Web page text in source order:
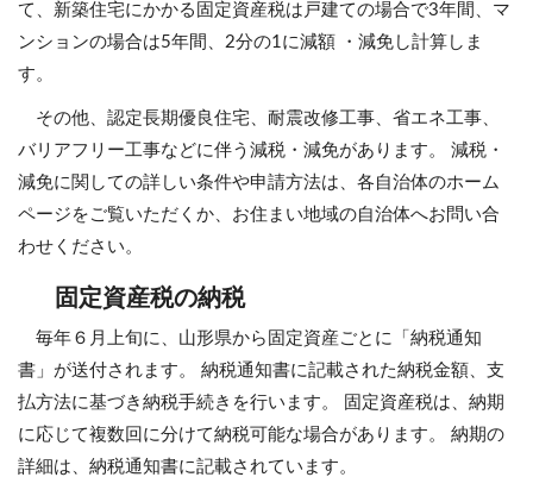
て、新築住宅にかかる固定資産税は戸建ての場合で3年間、マ
ンションの場合は5年間、2分の1に減額 ・減免し計算しま
す。
その他、認定長期優良住宅、耐震改修工事、省エネ工事、
バリアフリー工事などに伴う減税・減免があります。 減税・
減免に関しての詳しい条件や申請方法は、各自治体のホーム
ページをご覧いただくか、お住まい地域の自治体へお問い合
わせください。
固定資産税の納税
毎年６月上旬に、山形県から固定資産ごとに「納税通知
書」が送付されます。 納税通知書に記載された納税金額、支
払方法に基づき納税手続きを行います。 固定資産税は、納期
に応じて複数回に分けて納税可能な場合があります。 納期の
詳細は、納税通知書に記載されています。